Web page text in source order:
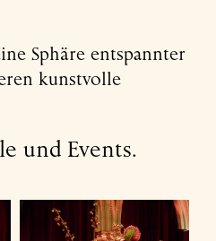
ENSphäre entspannter
kunstvolle
und Events.